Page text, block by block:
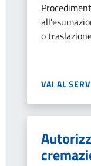
o
VAI AL